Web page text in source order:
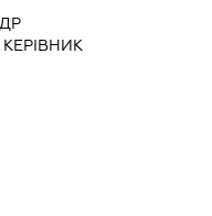
КЕРІВНИК